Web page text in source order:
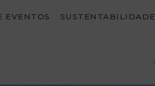
EVENTOS SUSTENTABILIDADE